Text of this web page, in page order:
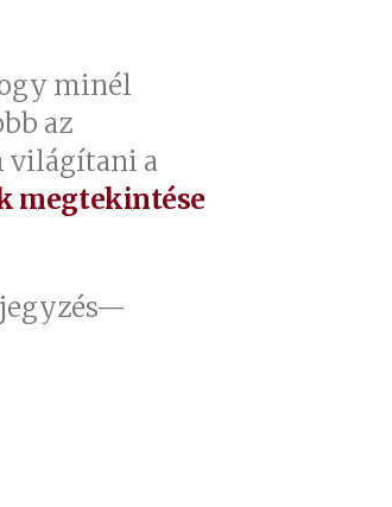
minél
az
világítani a
megtekintése